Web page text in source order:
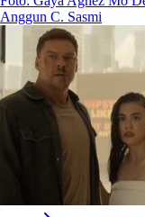
Anggun C. Sasmi